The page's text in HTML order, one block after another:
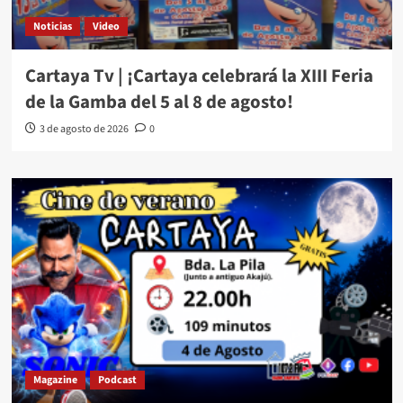
Noticias Video
Cartaya Tv | ¡Cartaya celebrará la XIII Feria
de la Gamba del 5 al 8 de agosto!
3 de agosto de 2026 0
Magazine Podcast